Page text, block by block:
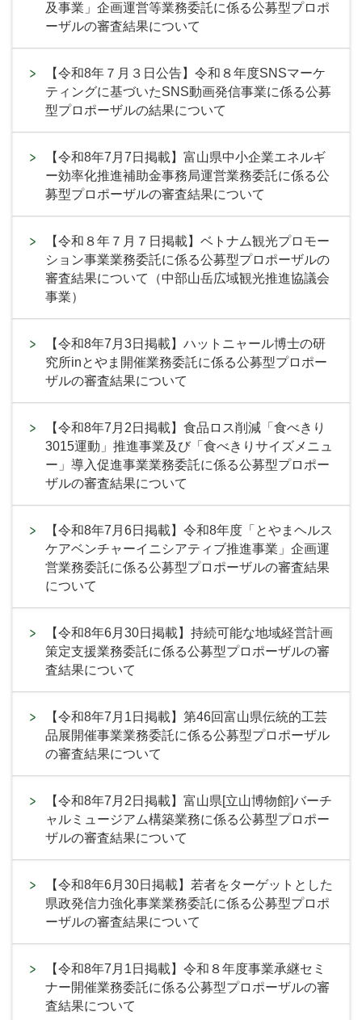
及事業」企画運営等業務委託に係る公募型プロポ
ーザルの審査結果について
【令和8年７月３日公告】令和８年度SNSマーケ
ティングに基づいたSNS動画発信事業に係る公募
型プロポーザルの結果について
【令和8年7月7日掲載】富山県中小企業エネルギ
ー効率化推進補助金事務局運営業務委託に係る公
募型プロポーザルの審査結果について
【令和８年７月７日掲載】ベトナム観光プロモー
ション事業業務委託に係る公募型プロポーザルの
審査結果について（中部山岳広域観光推進協議会
事業）
【令和8年7月3日掲載】ハットニャール博士の研
究所inとやま開催業務委託に係る公募型プロポー
ザルの審査結果について
【令和8年7月2日掲載】食品ロス削減「食べきり
3015運動」推進事業及び「食べきりサイズメニュ
ー」導入促進事業業務委託に係る公募型プロポー
ザルの審査結果について
【令和8年7月6日掲載】令和8年度「とやまヘルス
ケアベンチャーイニシアティブ推進事業」企画運
営業務委託に係る公募型プロポーザルの審査結果
について
【令和8年6月30日掲載】持続可能な地域経営計画
策定支援業務委託に係る公募型プロポーザルの審
査結果について
【令和8年7月1日掲載】第46回富山県伝統的工芸
品展開催事業業務委託に係る公募型プロポーザル
の審査結果について
【令和8年7月2日掲載】富山県[立山博物館]バーチ
ャルミュージアム構築業務に係る公募型プロポー
ザルの審査結果について
【令和8年6月30日掲載】若者をターゲットとした
県政発信力強化事業業務委託に係る公募型プロポ
ーザルの審査結果について
【令和8年7月1日掲載】令和８年度事業承継セミ
ナー開催業務委託に係る公募型プロポーザルの審
査結果について